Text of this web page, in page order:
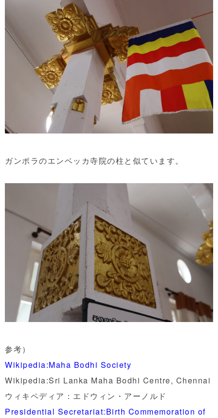
ガンポラのエンベッカ寺院の柱と似ています。
参考）
Wikipedia:Maha Bodhi Society
Wikipedia:Sri Lanka Maha Bodhi Centre, Chennai
ウィキペディア：エドウィン・アーノルド
Presidential Secretariat:Birth Commemoration of